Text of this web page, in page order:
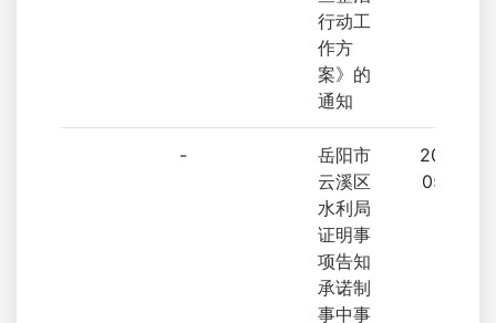
行动工
作方
案》的
通知
-
岳阳市
云溪区
水利局
证明事
项告知
承诺制
事中事
2023-
05-16